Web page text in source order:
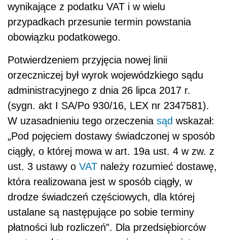
wynikające z podatku VAT i w wielu
przypadkach przesunie termin powstania
obowiązku podatkowego.
Potwierdzeniem przyjęcia nowej linii
orzeczniczej był wyrok wojewódzkiego sądu
administracyjnego z dnia 26 lipca 2017 r.
(sygn. akt I SA/Po 930/16, LEX nr 2347581).
W uzasadnieniu tego orzeczenia sąd wskazał:
„Pod pojęciem dostawy świadczonej w sposób
ciągły, o której mowa w art. 19a ust. 4 w zw. z
ust. 3 ustawy o VAT należy rozumieć dostawę,
która realizowana jest w sposób ciągły, w
drodze świadczeń częściowych, dla której
ustalane są następujące po sobie terminy
płatności lub rozliczeń”. Dla przedsiębiorców